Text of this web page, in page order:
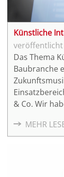
Künstliche
Das Thema
Baubranche
& Co. Wir
dieserMEHR